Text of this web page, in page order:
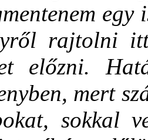
rajtolni
előzni.
mert
sokkal